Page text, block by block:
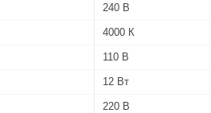
240 В
4000 К
110 В
12 Вт
220 В